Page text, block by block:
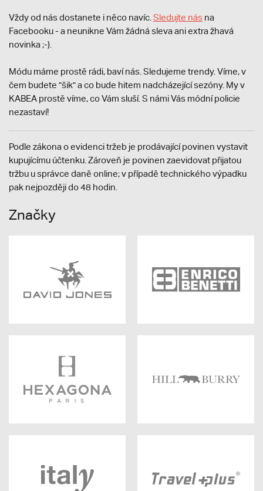
Vždy od nás dostanete i něco navíc. Sledujte nás na
Facebooku - a neunikne Vám žádná sleva ani extra žhavá
novinka ;-).
Módu máme prostě rádi, baví nás. Sledujeme trendy. Víme, v
čem budete "šik" a co bude hitem nadcházející sezóny. My v
KABEA prostě víme, co Vám sluší. S námi Vás módní policie
nezastaví!
Podle zákona o evidenci tržeb je prodávající povinen vystavit
kupujícímu účtenku. Zároveň je povinen zaevidovat přijatou
tržbu u správce daně online; v případě technického výpadku
pak nejpozději do 48 hodin.
Značky